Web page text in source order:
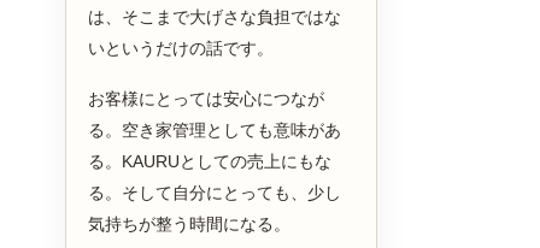
は、そこまで大げさな負担ではな
いというだけの話です。
お客様にとっては安心につなが
る。空き家管理としても意味があ
る。KAURUとしての売上にもな
る。そして自分にとっても、少し
気持ちが整う時間になる。